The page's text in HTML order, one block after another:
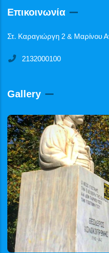
Επικοινωνία
Στ. Καραγιώργη 2 & Μαρίνου
2132000100
Gallery